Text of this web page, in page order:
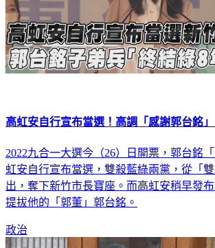
高虹安自行宣布當選！高調「感謝郭台銘
2022九合一大選今（26）日開票，郭台銘
虹安自行宣布當選，雙殺藍綠兩黨，從「
出，奪下新竹市長寶座。而高虹安稍早發
提拔他的「郭董」郭台銘。
政治